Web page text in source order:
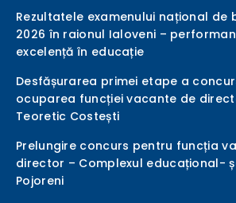
Rezultatele examenului național de
2026 în raionul Ialoveni –
excelență în educație
Desfășurarea primei etape a
ocuparea funcției vacante de
Teoretic Costești
Prelungire concurs pentru funcția
director – Complexul educațional-
Pojoreni